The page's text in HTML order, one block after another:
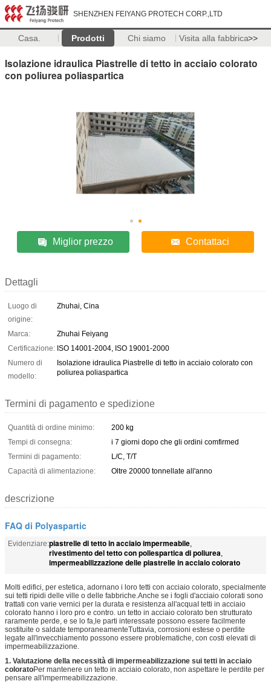
SHENZHEN FEIYANG PROTECH CORP.,LTD
Casa. Prodotti Chi siamo Visita alla fabbrica>>
Isolazione idraulica Piastrelle di tetto in acciaio colorato
con poliurea poliaspartica
Miglior prezzo Contattaci
Dettagli
Luogo di
origine:
Zhuhai, Cina
Marca:
Zhuhai Feiyang
Certificazione: ISO 14001-2004, ISO 19001-2000
Numero di
modello:
Isolazione idraulica Piastrelle di tetto in acciaio colorato con
poliurea poliaspartica
Termini di pagamento e spedizione
Quantità di ordine minimo:
200 kg
Tempi di consegna:
i 7 giorni dopo che gli ordini comfirmed
Termini di pagamento:
L/C, T/T
Capacità di alimentazione:
Oltre 20000 tonnellate all'anno
descrizione
FAQ di Polyaspartic
Evidenziare:piastrelle di tetto in acciaio impermeabile,
rivestimento del tetto con poliespartica di poliurea,
impermeabilizzazione delle piastrelle in acciaio colorato
Molti edifici, per estetica, adornano i loro tetti con acciaio colorato, specialmente
sui tetti ripidi delle ville o delle fabbriche.Anche se i fogli d'acciaio colorati sono
trattati con varie vernici per la durata e resistenza all'acquaI tetti in acciaio
colorato hanno i loro pro e contro. un tetto in acciaio colorato ben strutturato
raramente perde, e se lo fa,le parti interessate possono essere facilmente
sostituite o saldate temporaneamenteTuttavia, corrosioni estese o perdite
legate all'invecchiamento possono essere problematiche, con costi elevati di
impermeabilizzazione.
1. Valutazione della necessità di impermeabilizzazione sui tetti in acciaio
coloratoPer mantenere un tetto in acciaio colorato, non aspettare le perdite per
pensare all'impermeabilizzazione.